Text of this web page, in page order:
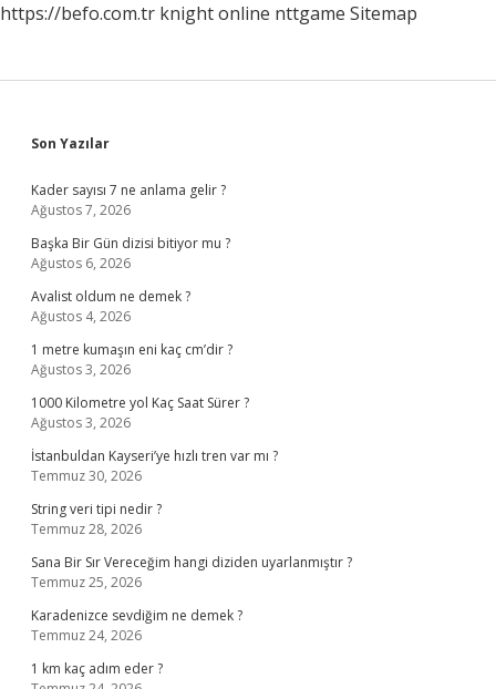
https://befo.com.tr knight online nttgame Sitemap
Sidebar
Son Yazılar
Kader sayısı 7 ne anlama gelir ?
Ağustos 7, 2026
Başka Bir Gün dizisi bitiyor mu ?
Ağustos 6, 2026
Avalist oldum ne demek ?
Ağustos 4, 2026
1 metre kumaşın eni kaç cm’dir ?
Ağustos 3, 2026
1000 Kilometre yol Kaç Saat Sürer ?
Ağustos 3, 2026
İstanbuldan Kayseri’ye hızlı tren var mı ?
Temmuz 30, 2026
String veri tipi nedir ?
Temmuz 28, 2026
Sana Bir Sır Vereceğim hangi diziden uyarlanmıştır ?
Temmuz 25, 2026
Karadenizce sevdiğim ne demek ?
Temmuz 24, 2026
1 km kaç adım eder ?